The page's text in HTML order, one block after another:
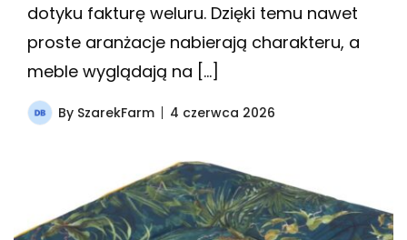
dotyku fakturę weluru. Dzięki temu nawet
proste aranżacje nabierają charakteru, a
meble wyglądają na […]
By SzarekFarm 4 czerwca 2026